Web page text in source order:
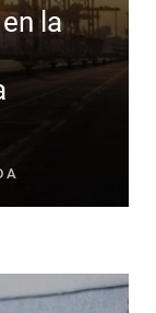
la